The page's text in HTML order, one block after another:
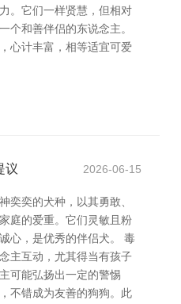
。它们一样贤慧，但相对
个和善伴侣的东说念主。
心计丰富，相等适宜可爱
议 2026-06-15
奕奕的犬种，以其勇敢、
庭的爱重。它们灵敏且粉
心，是优秀的伴侣犬。 毒
主互动，尤其得当有孩子
可能弘扬出一定的警惕
不错成为友善的狗狗。此